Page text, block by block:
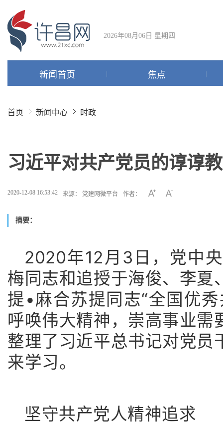
2026年08月06日 星期四
新闻首页 焦点
首页 新闻中心 时政
习近平对共产党员的谆谆
2020-12-08 16:53:42 来源： 党建网微平台 作者：
摘要：
2020年12月3日，党中
梅同志和追授于海俊、李
提•麻合苏提同志“全国优
呼唤伟大精神，崇高事业
整理了习近平总书记对党
来学习。
坚守共产党人精神追求